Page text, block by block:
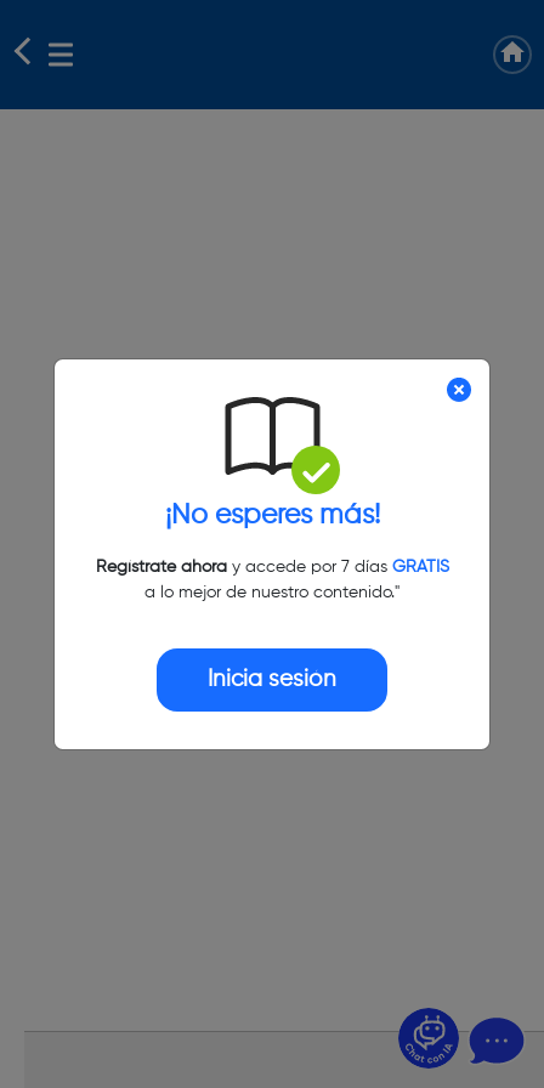
¡No esperes más!
Regístrate ahoray accede por 7 días GRATIS
a lo mejor de nuestro contenido."
Inicia sesión